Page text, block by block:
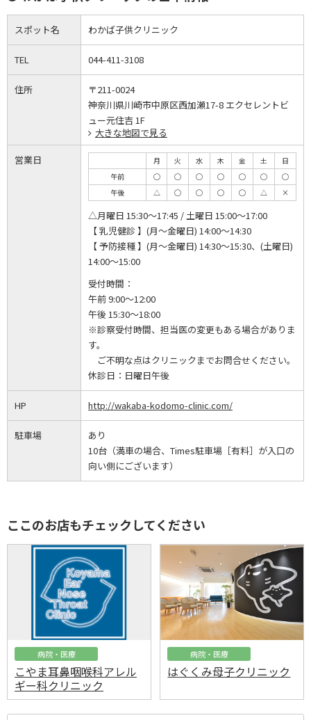
スポット名 わかば子供クリニック
TEL 044-411-3108
住所
〒211-0024
神奈川県川崎市中原区西加瀬17-8 エクセレントビ
ュー元住吉 1F
大きな地図で見る
営業日 月 火 水 木 金 土
日
午前
◯ ◯ ◯ ◯ ◯ ◯
◯
午後
△ ◯ ◯ ◯ ◯ △ ×
△月曜日 15:30～17:45 / 土曜日 15:00～17:00
【 乳児健診 】(月～金曜日) 14:00～14:30
【 予防接種 】(月～金曜日) 14:30～15:30、(土曜日)
14:00～15:00
受付時間：
午前 9:00～12:00
午後 15:30～18:00
※診察受付時間、担当医の変更もある場合がありま
す。
ご不明な点はクリニックまでお問合せください。
休診日： 日曜日午後
HP http://wakaba-kodomo-clinic.com/
駐車場
あり
10台（満車の場合、Times駐車場［有料］が入口の
向い側にございます）
ここのお店もチェックしてください
病院・医療
こやま耳鼻咽喉科アレル
ギー科クリニック
病院・医療
はぐくみ母子クリニック